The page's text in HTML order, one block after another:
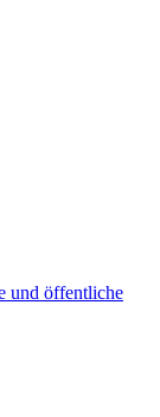
und öffentliche